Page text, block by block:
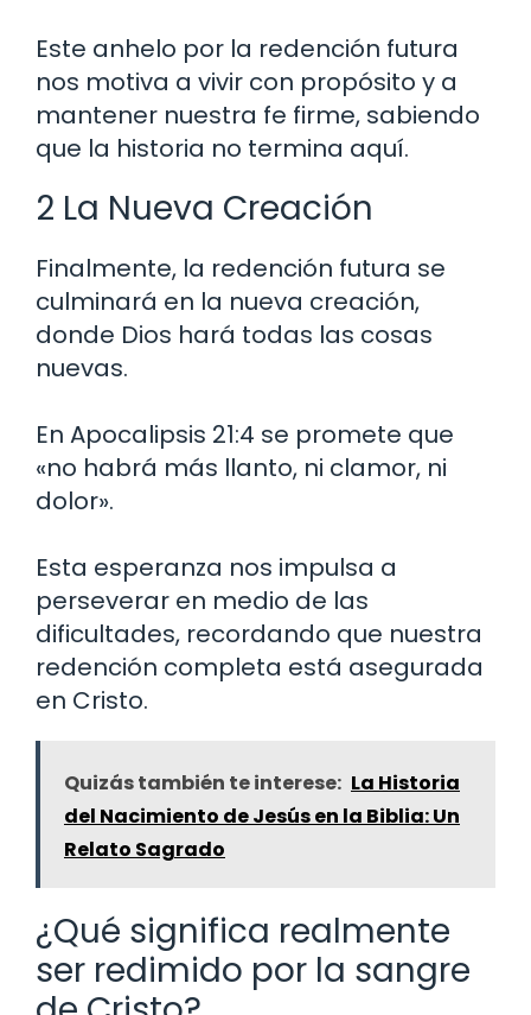
Este anhelo por la redención futura
nos motiva a vivir con propósito y a
mantener nuestra fe firme, sabiendo
que la historia no termina aquí.
2 La Nueva Creación
Finalmente, la redención futura se
culminará en la nueva creación,
donde Dios hará todas las cosas
nuevas.
En Apocalipsis 21:4 se promete que
«no habrá más llanto, ni clamor, ni
dolor».
Esta esperanza nos impulsa a
perseverar en medio de las
dificultades, recordando que nuestra
redención completa está asegurada
en Cristo.
Quizás también te interese: La Historia
del Nacimiento de Jesús en la Biblia: Un
Relato Sagrado
¿Qué significa realmente
ser redimido por la sangre